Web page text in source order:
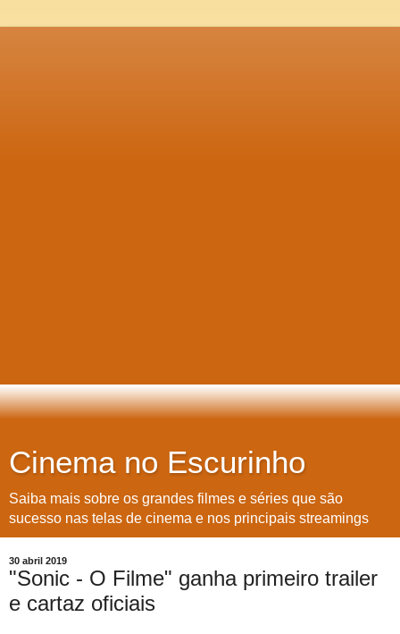
Cinema no Escurinho
Saiba mais sobre os grandes filmes e séries que são
sucesso nas telas de cinema e nos principais streamings
30 abril 2019
"Sonic - O Filme" ganha primeiro trailer
e cartaz oficiais